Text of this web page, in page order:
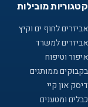
קטגוריות מובילות
אביזרים לחוף ים וקיץ
אביזרים למשרד
איפור וטיפוח
בקבוקים ממותגים
דיסק און קיי
כבלים ומטענים